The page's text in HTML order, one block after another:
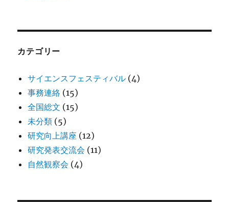
カテゴリー
サイエンスフェスティバル (4)
事務連絡 (15)
全国総文 (15)
未分類 (5)
研究向上講座 (12)
研究発表交流会 (11)
自然観察会 (4)